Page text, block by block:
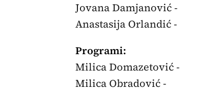
Jovana Damjanović -
Anastasija Orlandić -
Programi:
Milica Domazetović -
Milica Obradović -